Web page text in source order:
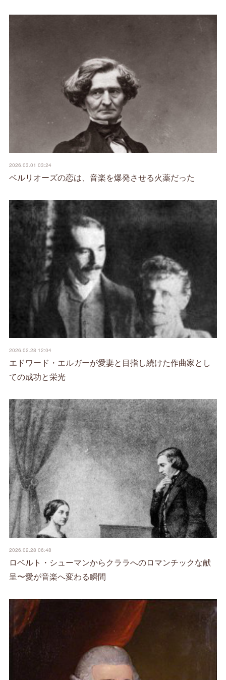
2026.03.01 03:24
ベルリオーズの恋は、音楽を爆発させる火薬だった
2026.02.28 12:04
エドワード・エルガーが愛妻と目指し続けた作曲家とし
ての成功と栄光
2026.02.28 06:48
ロベルト・シューマンからクララへのロマンチックな献
呈〜愛が音楽へ変わる瞬間